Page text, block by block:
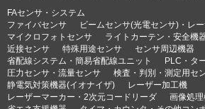
FAセンサ・システム
ファイバセンサ
ビームセンサ(光電センサ)・レ
マイクロフォトセンサ
ライトカーテン・安全機
近接センサ
特殊用途センサ
センサ周辺機器
省配線システム・簡易省配線ユニット
PLC・タ
圧力センサ・流量センサ
検査・判別・測定用セ
静電気対策機器(イオナイザ)
レーザー加工機
レーザーマーカー・2次元コードリーダ
画像処